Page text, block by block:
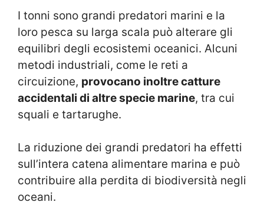
I tonni sono grandi predatori marini e la
loro pesca su larga scala può alterare gli
equilibri degli ecosistemi oceanici. Alcuni
metodi industriali, come le reti a
circuizione, provocano inoltre catture
accidentali di altre specie marine, tra cui
squali e tartarughe.
La riduzione dei grandi predatori ha effetti
sull’intera catena alimentare marina e può
contribuire alla perdita di biodiversità negli
oceani.